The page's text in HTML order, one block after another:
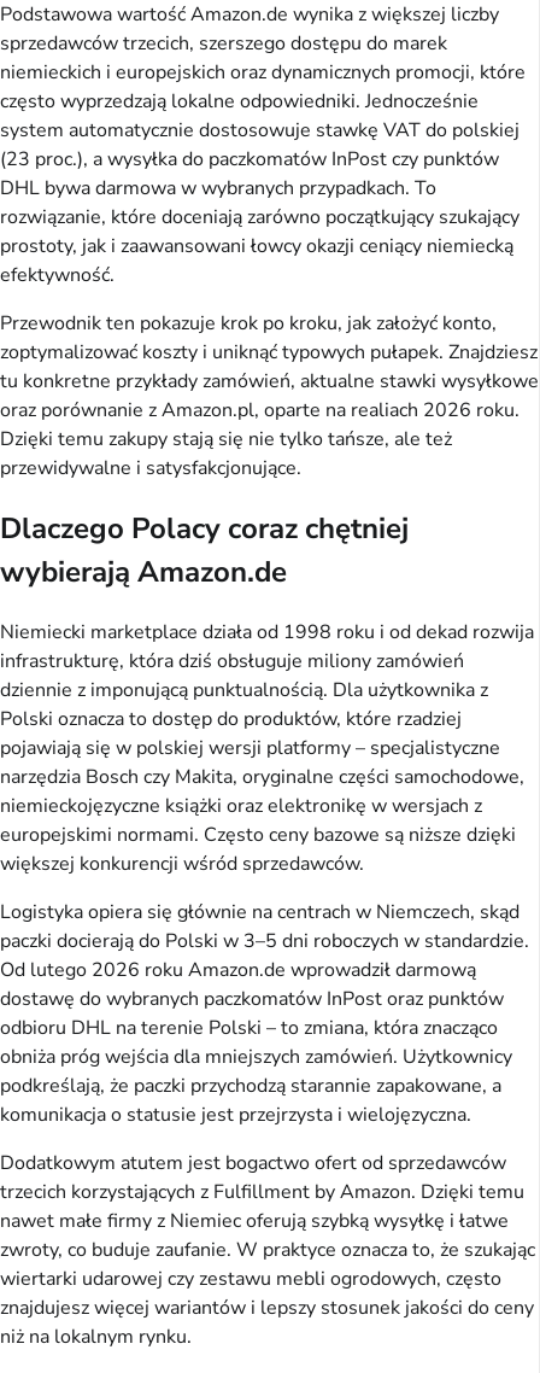
Podstawowa wartość Amazon.de wynika z większej liczby
sprzedawców trzecich, szerszego dostępu do marek
niemieckich i europejskich oraz dynamicznych promocji, które
często wyprzedzają lokalne odpowiedniki. Jednocześnie
system automatycznie dostosowuje stawkę VAT do polskiej
(23 proc.), a wysyłka do paczkomatów InPost czy punktów
DHL bywa darmowa w wybranych przypadkach. To
rozwiązanie, które doceniają zarówno początkujący szukający
prostoty, jak i zaawansowani łowcy okazji ceniący niemiecką
efektywność.
Przewodnik ten pokazuje krok po kroku, jak założyć konto,
zoptymalizować koszty i uniknąć typowych pułapek. Znajdziesz
tu konkretne przykłady zamówień, aktualne stawki wysyłkowe
oraz porównanie z Amazon.pl, oparte na realiach 2026 roku.
Dzięki temu zakupy stają się nie tylko tańsze, ale też
przewidywalne i satysfakcjonujące.
Dlaczego Polacy coraz chętniej
wybierają Amazon.de
Niemiecki marketplace działa od 1998 roku i od dekad rozwija
infrastrukturę, która dziś obsługuje miliony zamówień
dziennie z imponującą punktualnością. Dla użytkownika z
Polski oznacza to dostęp do produktów, które rzadziej
pojawiają się w polskiej wersji platformy – specjalistyczne
narzędzia Bosch czy Makita, oryginalne części samochodowe,
niemieckojęzyczne książki oraz elektronikę w wersjach z
europejskimi normami. Często ceny bazowe są niższe dzięki
większej konkurencji wśród sprzedawców.
Logistyka opiera się głównie na centrach w Niemczech, skąd
paczki docierają do Polski w 3–5 dni roboczych w standardzie.
Od lutego 2026 roku Amazon.de wprowadził darmową
dostawę do wybranych paczkomatów InPost oraz punktów
odbioru DHL na terenie Polski – to zmiana, która znacząco
obniża próg wejścia dla mniejszych zamówień. Użytkownicy
podkreślają, że paczki przychodzą starannie zapakowane, a
komunikacja o statusie jest przejrzysta i wielojęzyczna.
Dodatkowym atutem jest bogactwo ofert od sprzedawców
trzecich korzystających z Fulfillment by Amazon. Dzięki temu
nawet małe firmy z Niemiec oferują szybką wysyłkę i łatwe
zwroty, co buduje zaufanie. W praktyce oznacza to, że szukając
wiertarki udarowej czy zestawu mebli ogrodowych, często
znajdujesz więcej wariantów i lepszy stosunek jakości do ceny
niż na lokalnym rynku.